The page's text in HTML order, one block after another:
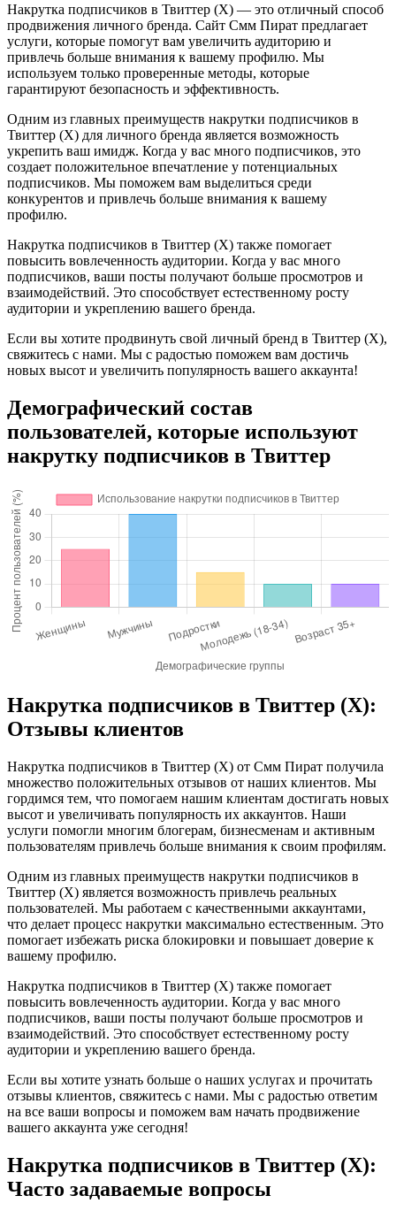
Накрутка подписчиков в Твиттер (X) — это отличный способ
продвижения личного бренда. Сайт Смм Пират предлагает
услуги, которые помогут вам увеличить аудиторию и
привлечь больше внимания к вашему профилю. Мы
используем только проверенные методы, которые
гарантируют безопасность и эффективность.
Одним из главных преимуществ накрутки подписчиков в
Твиттер (X) для личного бренда является возможность
укрепить ваш имидж. Когда у вас много подписчиков, это
создает положительное впечатление у потенциальных
подписчиков. Мы поможем вам выделиться среди
конкурентов и привлечь больше внимания к вашему
профилю.
Накрутка подписчиков в Твиттер (X) также помогает
повысить вовлеченность аудитории. Когда у вас много
подписчиков, ваши посты получают больше просмотров и
взаимодействий. Это способствует естественному росту
аудитории и укреплению вашего бренда.
Если вы хотите продвинуть свой личный бренд в Твиттер (X),
свяжитесь с нами. Мы с радостью поможем вам достичь
новых высот и увеличить популярность вашего аккаунта!
Демографический состав
пользователей, которые используют
накрутку подписчиков в Твиттер
Накрутка подписчиков в Твиттер (X):
Отзывы клиентов
Накрутка подписчиков в Твиттер (X) от Смм Пират получила
множество положительных отзывов от наших клиентов. Мы
гордимся тем, что помогаем нашим клиентам достигать новых
высот и увеличивать популярность их аккаунтов. Наши
услуги помогли многим блогерам, бизнесменам и активным
пользователям привлечь больше внимания к своим профилям.
Одним из главных преимуществ накрутки подписчиков в
Твиттер (X) является возможность привлечь реальных
пользователей. Мы работаем с качественными аккаунтами,
что делает процесс накрутки максимально естественным. Это
помогает избежать риска блокировки и повышает доверие к
вашему профилю.
Накрутка подписчиков в Твиттер (X) также помогает
повысить вовлеченность аудитории. Когда у вас много
подписчиков, ваши посты получают больше просмотров и
взаимодействий. Это способствует естественному росту
аудитории и укреплению вашего бренда.
Если вы хотите узнать больше о наших услугах и прочитать
отзывы клиентов, свяжитесь с нами. Мы с радостью ответим
на все ваши вопросы и поможем вам начать продвижение
вашего аккаунта уже сегодня!
Накрутка подписчиков в Твиттер (X):
Часто задаваемые вопросы